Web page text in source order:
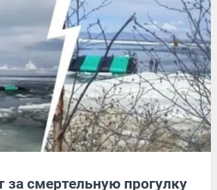
за смертельную прогулку